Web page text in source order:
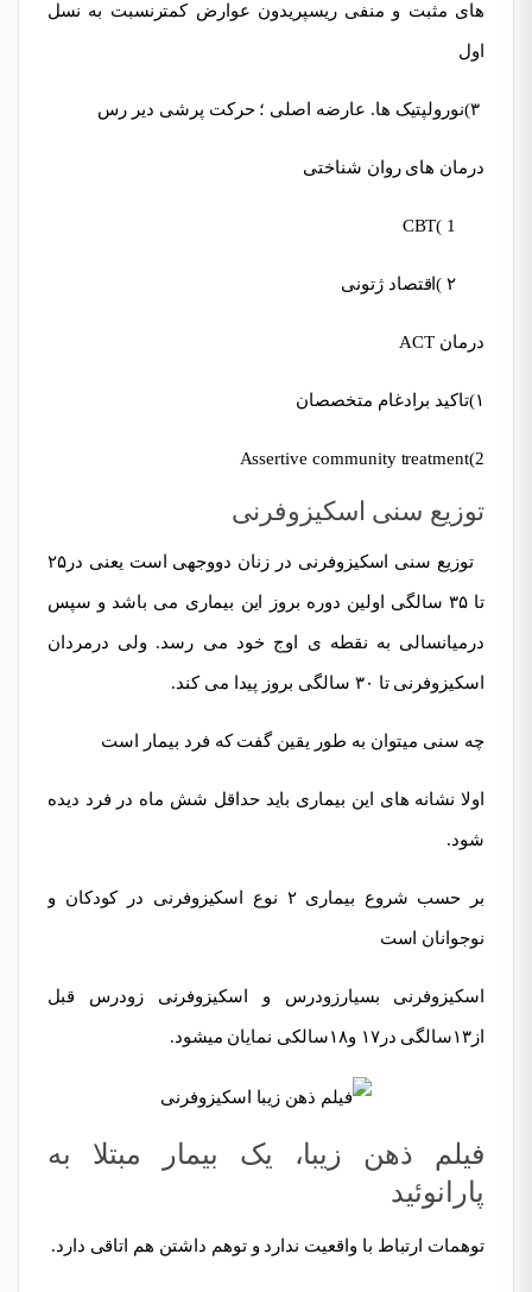
های مثبت و منفی ریسپریدون عوارض کمترنسبت به نسل
اول
درمان های روان شناختی
درمان ACT
۱)تاکید برادغام متخصصان
2)Assertive community treatment
توزیع سنی اسکیزوفرنی
توزیع سنی اسکیزوفرنی در زنان دووجهی است یعنی در۲۵
تا ۳۵ سالگی اولین دوره بروز این بیماری می باشد و سپس
درمیانسالی به نقطه ی اوج خود می رسد. ولی درمردان
اسکیزوفرنی تا ۳۰ سالگی بروز پیدا می کند.
چه سنی میتوان به طور یقین گفت که فرد بیمار است
اولا نشانه های این بیماری باید حداقل شش ماه در فرد دیده
شود.
بر حسب شروع بیماری ۲ نوع اسکیزوفرنی در کودکان و
نوجوانان است
اسکیزوفرنی بسیارزودرس و اسکیزوفرنی زودرس قبل
از۱۳سالگی در۱۷ و۱۸سالکی نمایان میشود.
فیلم ذهن زیبا، یک بیمار مبتلا به
پارانوئید
توهمات ارتباط با واقعیت ندارد و توهم داشتن هم اتاقی دارد.